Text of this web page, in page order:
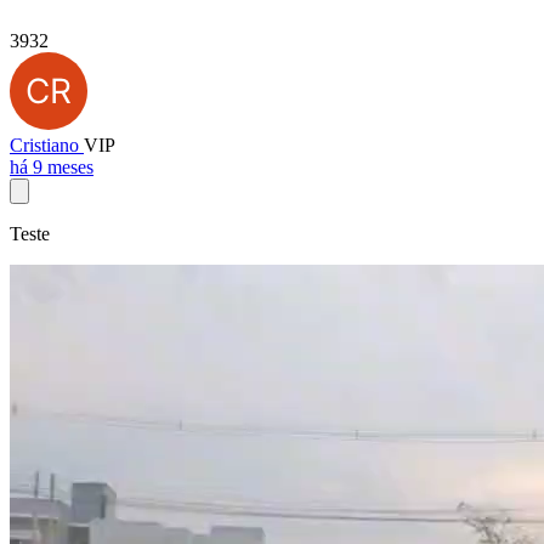
3932
Cristiano VIP
há 9 meses
Teste